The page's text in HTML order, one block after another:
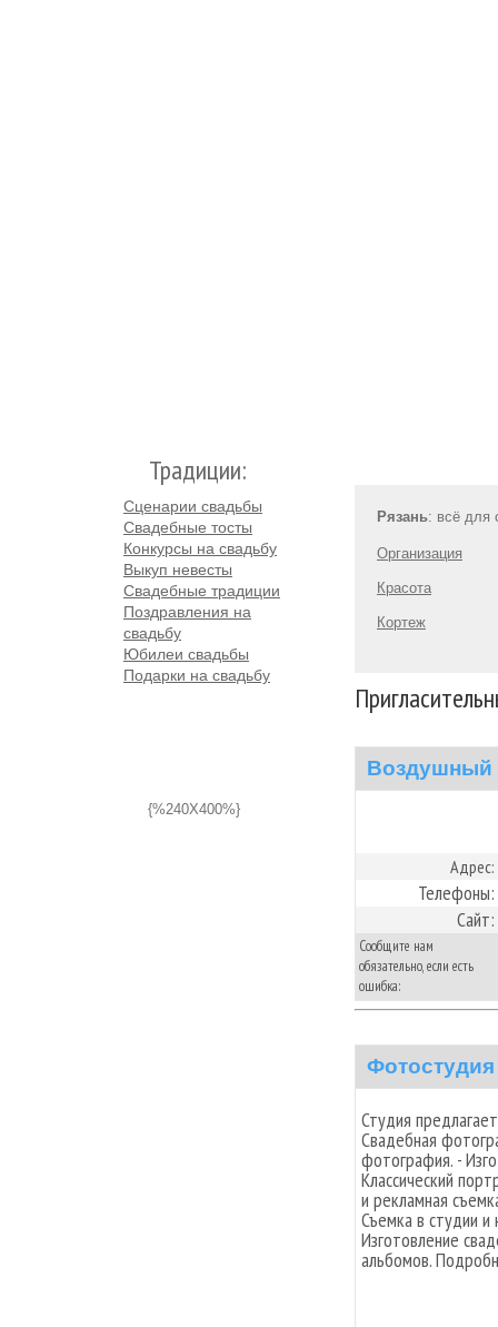
Традиции:
Сценарии свадьбы
Свадебные тосты
Конкурсы на свадьбу
Выкуп невесты
Свадебные традиции
Поздравления на
свадьбу
Юбилеи свадьбы
Подарки на свадьбу
{%240X400%}
Рязань: всё для
Организация
Красота
Кортеж
Воздушный
Адрес:
Телефоны:
Сайт:
Сообщите нам
обязательно, если есть
ошибка:
Студия
Свадебная
фотография. -
Классический
и рекламная
Съемка в студии
Изготовление
альбомов.